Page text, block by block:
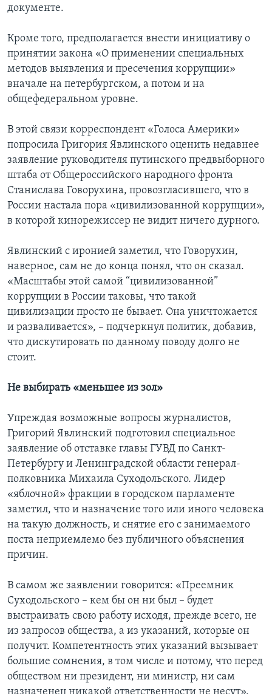
документе.
Кроме того, предполагается внести инициативу о
принятии закона «О применении специальных
методов выявления и пресечения коррупции»
вначале на петербургском, а потом и на
общефедеральном уровне.
В этой связи корреспондент «Голоса Америки»
попросила Григория Явлинского оценить недавнее
заявление руководителя путинского предвыборного
штаба от Общероссийского народного фронта
Станислава Говорухина, провозгласившего, что в
России настала пора «цивилизованной коррупции»,
в которой кинорежиссер не видит ничего дурного.
Явлинский с иронией заметил, что Говорухин,
наверное, сам не до конца понял, что он сказал.
«Масштабы этой самой “цивилизованной”
коррупции в России таковы, что такой
цивилизации просто не бывает. Она уничтожается
и разваливается», – подчеркнул политик, добавив,
что дискутировать по данному поводу долго не
стоит.
Не выбирать «меньшее из зол»
Упреждая возможные вопросы журналистов,
Григорий Явлинский подготовил специальное
заявление об отставке главы ГУВД по Санкт-
Петербургу и Ленинградской области генерал-
полковника Михаила Суходольского. Лидер
«яблочной» фракции в городском парламенте
заметил, что и назначение того или иного человека
на такую должность, и снятие его с занимаемого
поста неприемлемо без публичного объяснения
причин.
В самом же заявлении говорится: «Преемник
Суходольского – кем бы он ни был – будет
выстраивать свою работу исходя, прежде всего, не
из запросов общества, а из указаний, которые он
получит. Компетентность этих указаний вызывает
большие сомнения, в том числе и потому, что перед
обществом ни президент, ни министр, ни сам